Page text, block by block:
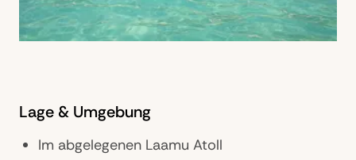
Lage & Umgebung
Im abgelegenen Laamu Atoll